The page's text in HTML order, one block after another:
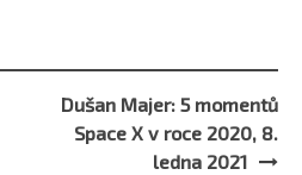
Dušan Majer: 5 momentů
Space X v roce 2020, 8.
ledna 2021